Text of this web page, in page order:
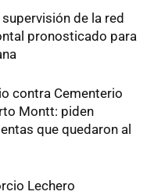
de la red
pronosticado para
contra Cementerio
Montt: piden
que quedaron al
Lechero